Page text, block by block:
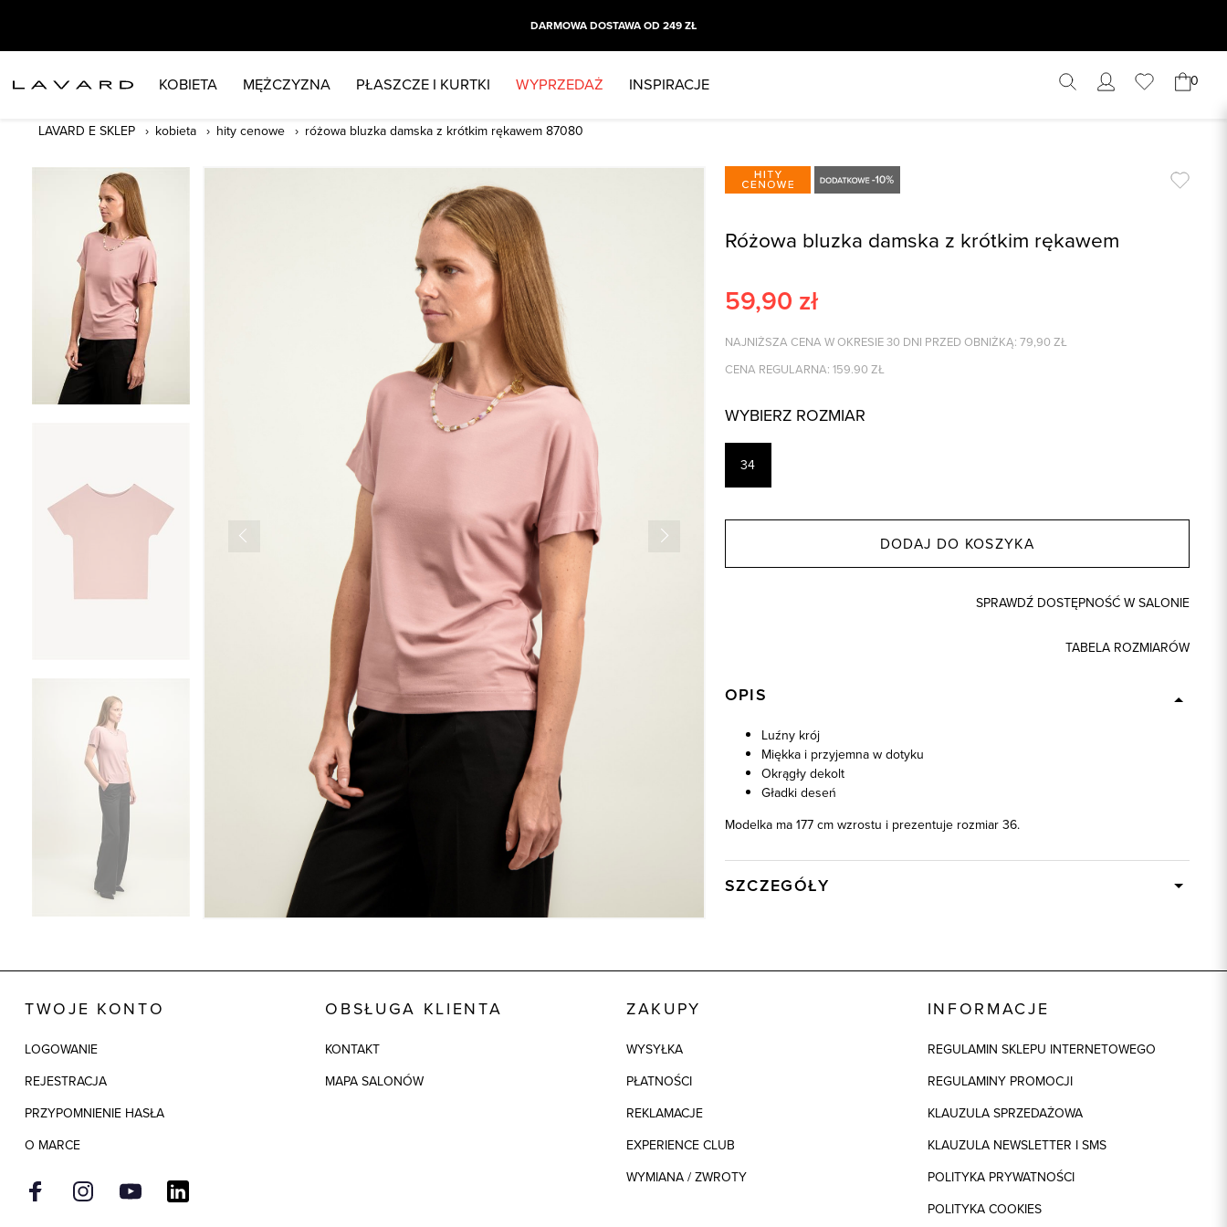
DARMOWA DOSTAWA OD 249 ZŁ
KOBIETA MĘŻCZYZNA PŁASZCZE I KURTKI WYPRZEDAŻ INSPIRACJE 0
LAVARD E SKLEP kobieta hity cenowe różowa bluzka damska z krótkim rękawem 87080
Różowa bluzka damska z krótkim rękawem
59,90 zł
NAJNIŻSZA CENA W OKRESIE 30 DNI PRZED OBNIŻKĄ: 79,90 ZŁ
CENA REGULARNA: 159.90 ZŁ
WYBIERZ ROZMIAR
34
DODAJ DO KOSZYKA
SPRAWDŹ DOSTĘPNOŚĆ W SALONIE
TABELA ROZMIARÓW
OPIS
Luźny krój
Miękka i przyjemna w dotyku
Okrągły dekolt
Gładki deseń
Modelka ma 177 cm wzrostu i prezentuje rozmiar 36.
SZCZEGÓŁY
Kolor
różowy
95% Modal, 5% Elastan
TWOJE KONTO
LOGOWANIE
REJESTRACJA
PRZYPOMNIENIE HASŁA
O MARCE
OBSŁUGA KLIENTA
KONTAKT
MAPA SALONÓW
ZAKUPY
WYSYŁKA
PŁATNOŚCI
REKLAMACJE
EXPERIENCE CLUB
WYMIANA / ZWROTY
INFORMACJE
REGULAMIN SKLEPU INTERNETOWEGO
REGULAMINY PROMOCJI
KLAUZULA SPRZEDAŻOWA
KLAUZULA NEWSLETTER I SMS
POLITYKA PRYWATNOŚCI
POLITYKA COOKIES